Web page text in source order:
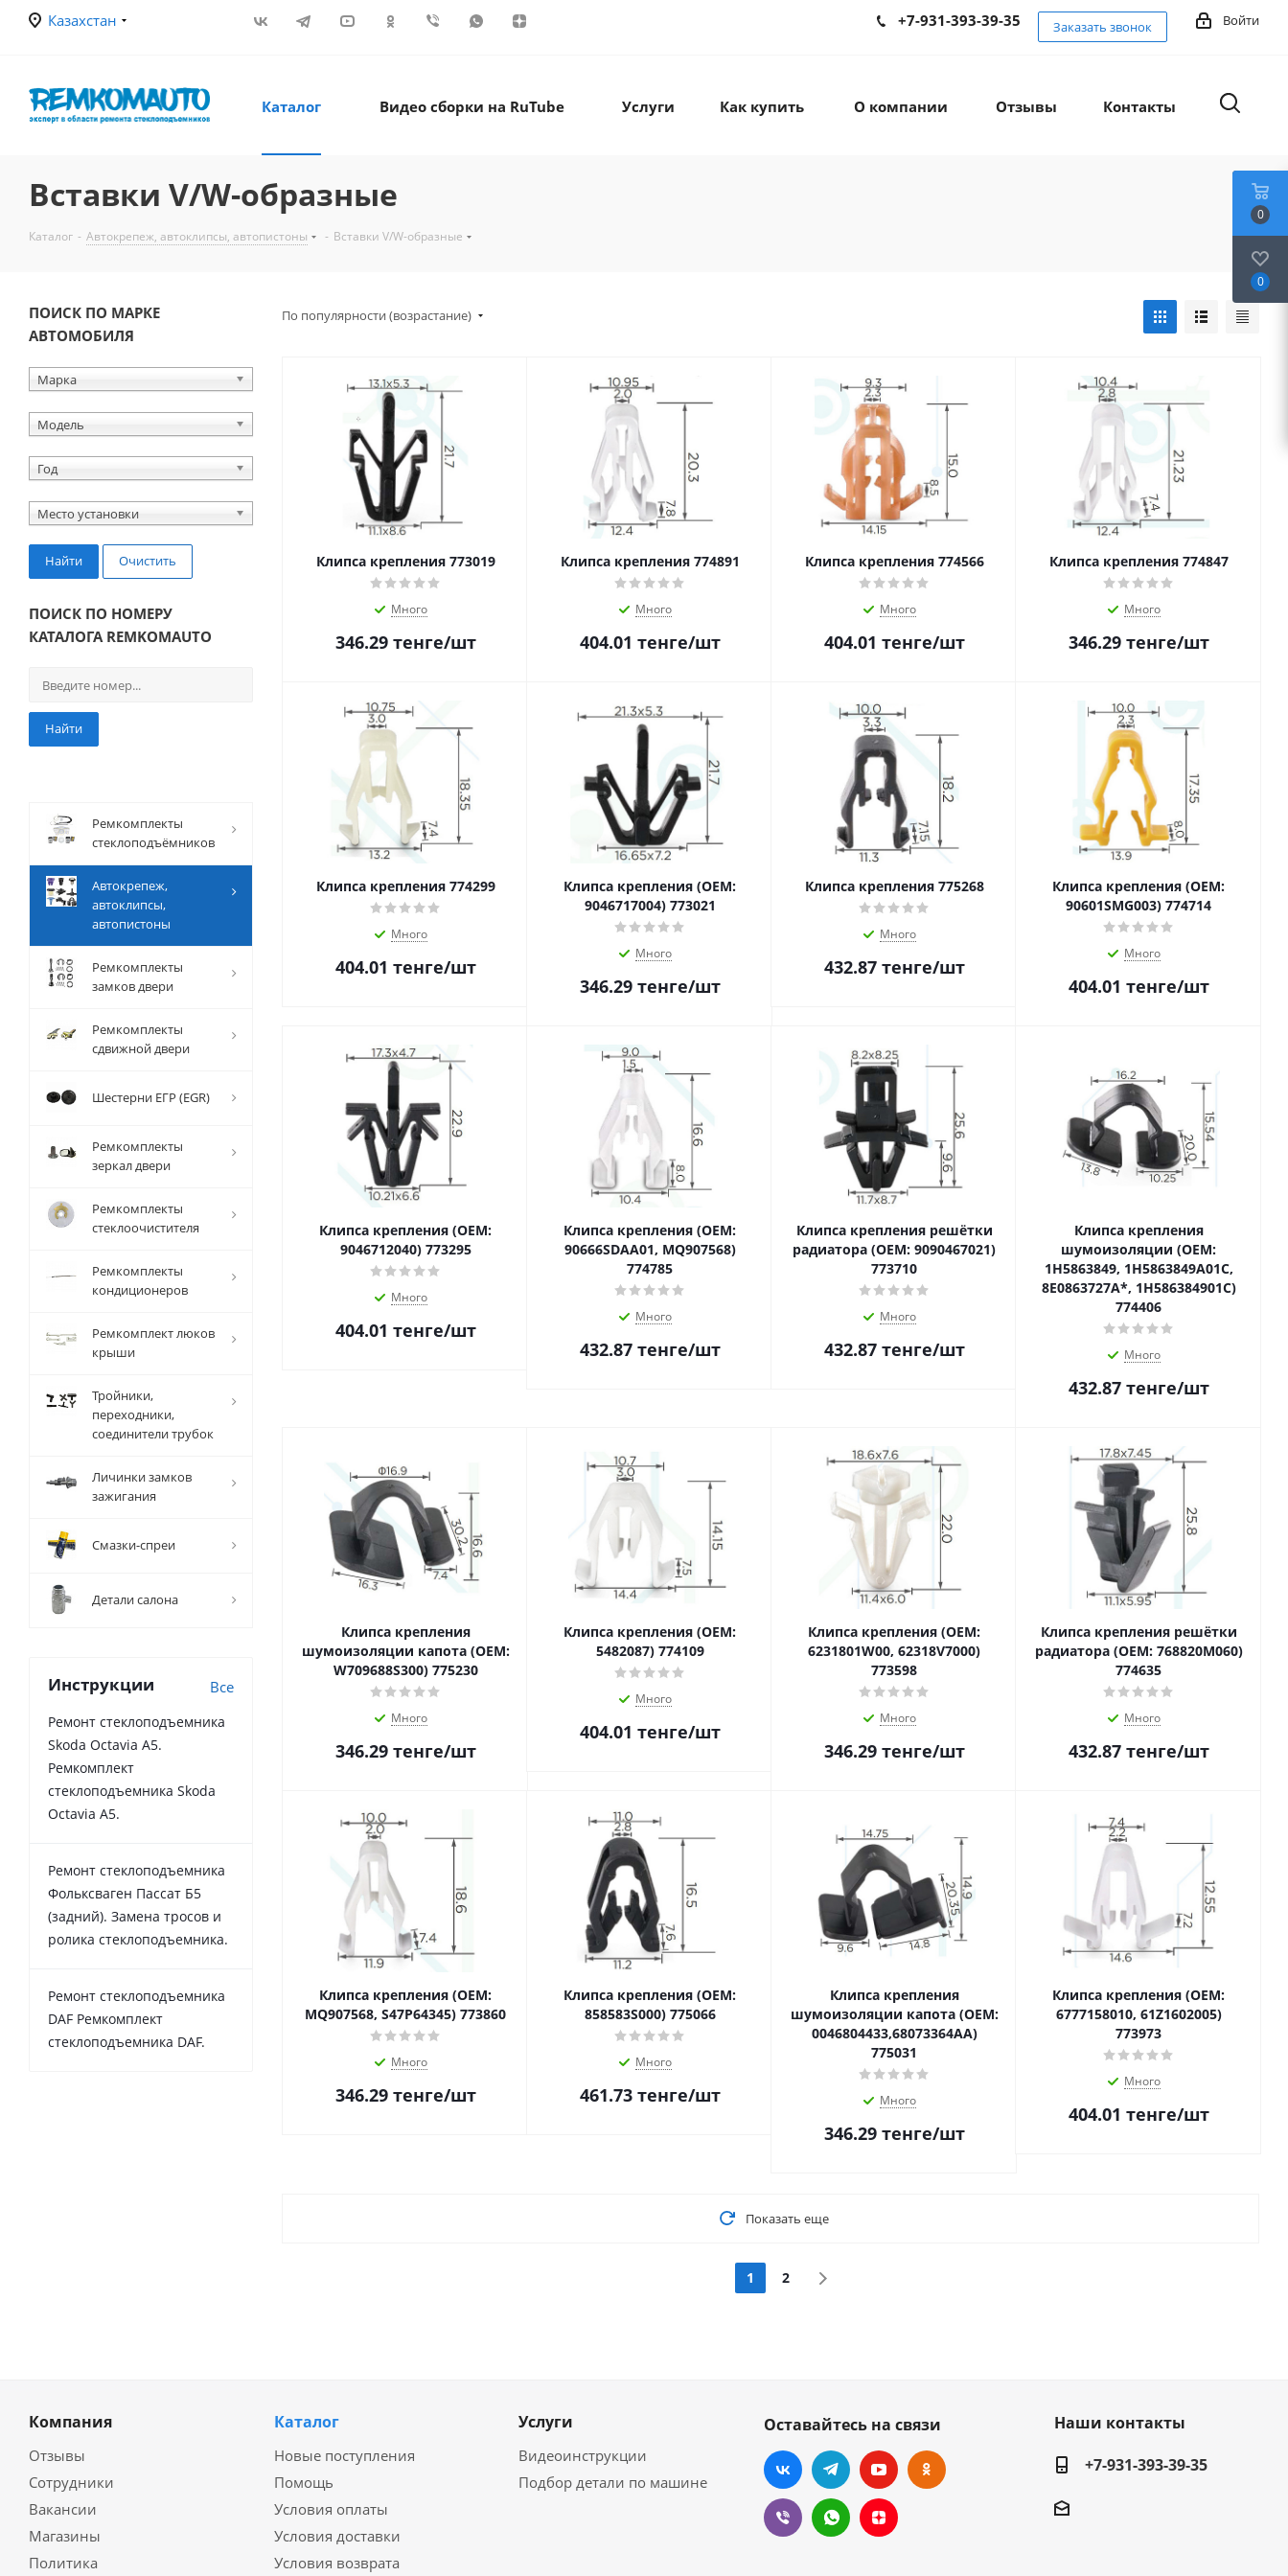
Казахстан Войти
+7-931-393-39-35 Заказать звонок
Каталог Видео сборки на RuTube Услуги Как купить О компании Отзывы Контакты
Вставки V/W-образные
Каталог - Автокрепеж, автоклипсы, автопистоны - Вставки V/W-образные
ПОИСК ПО МАРКЕ
АВТОМОБИЛЯ
Марка
Модель
Год
Место установки
Найти Очистить
ПОИСК ПО НОМЕРУ
КАТАЛОГА REMKOMAUTO
Найти
Ремкомплекты
стеклоподъёмников
Автокрепеж,
автоклипсы,
автопистоны
Ремкомплекты
замков двери
Ремкомплекты
сдвижной двери
Шестерни ЕГР (EGR)
Ремкомплекты
зеркал двери
Ремкомплекты
стеклоочистителя
Ремкомплекты
кондиционеров
Ремкомплект люков
крыши
Тройники,
переходники,
соединители трубок
Личинки замков
зажигания
Смазки-спреи
Детали салона
Инструкции Все
Ремонт стеклоподъемника
Skoda Octavia A5.
Ремкомплект
стеклоподъемника Skoda
Octavia A5.
Ремонт стеклоподъемника
Фольксваген Пассат Б5
(задний). Замена тросов и
ролика стеклоподъемника.
Ремонт стеклоподъемника
DAF Ремкомплект
стеклоподъемника DAF.
По популярности (возрастание)
Клипса крепления 773019
Много
346.29тенге/шт
Клипса крепления 774891
Много
404.01 тенге/шт
Клипса крепления 774566
Много
404.01 тенге/шт
Клипса крепления 774847
Много
346.29тенге/шт
Клипса крепления 774299
Много
404.01 тенге/шт
Клипса крепления (OEM:
9046717004) 773021
Много
346.29тенге/шт
Клипса крепления 775268
Много
432.87тенге/шт
Клипса крепления (OEM:
90601SMG003) 774714
Много
404.01 тенге/шт
Клипса крепления (OEM:
9046712040) 773295
Много
404.01 тенге/шт
Клипса крепления (OEM:
90666SDAA01, MQ907568)
774785
Много
432.87тенге/шт
Клипса крепления решётки
радиатора (OEM: 9090467021)
773710
Много
432.87тенге/шт
Клипса крепления
шумоизоляции (OEM:
1H5863849, 1H5863849A01C,
8E0863727A*, 1H586384901C)
774406
Много
432.87тенге/шт
Клипса крепления
шумоизоляции капота (OEM:
W709688S300) 775230
Много
346.29тенге/шт
Клипса крепления (OEM:
5482087) 774109
Много
404.01 тенге/шт
Клипса крепления (OEM:
6231801W00, 62318V7000)
773598
Много
346.29тенге/шт
Клипса крепления решётки
радиатора (OEM: 768820M060)
774635
Много
432.87тенге/шт
Клипса крепления (OEM:
MQ907568, S47P64345) 773860
Много
346.29тенге/шт
Клипса крепления (OEM:
858583S000) 775066
Много
461.73тенге/шт
Клипса крепления
шумоизоляции капота (OEM:
0046804433,68073364AA)
775031
Много
346.29тенге/шт
Клипса крепления (OEM:
6777158010, 61Z1602005)
773973
Много
404.01 тенге/шт
Показать еще
1 2
Компания
Отзывы
Сотрудники
Вакансии
Магазины
Политика
Каталог
Новые поступления
Помощь
Условия оплаты
Условия доставки
Условия возврата
Услуги
Видеоинструкции
Подбор детали по машине
Оставайтесь на связи
Наши контакты
+7-931-393-39-35
0
0